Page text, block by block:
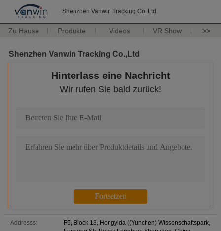
Shenzhen Vanwin Tracking Co.,Ltd
Zu Hause Produkte Videos VR Show >>
Shenzhen Vanwin Tracking Co.,Ltd
Hinterlass eine Nachricht
Wir rufen Sie bald zurück!
Addresss:
F5, Block 13, Hongyida ((Yunchen) Wissenschaftspark,